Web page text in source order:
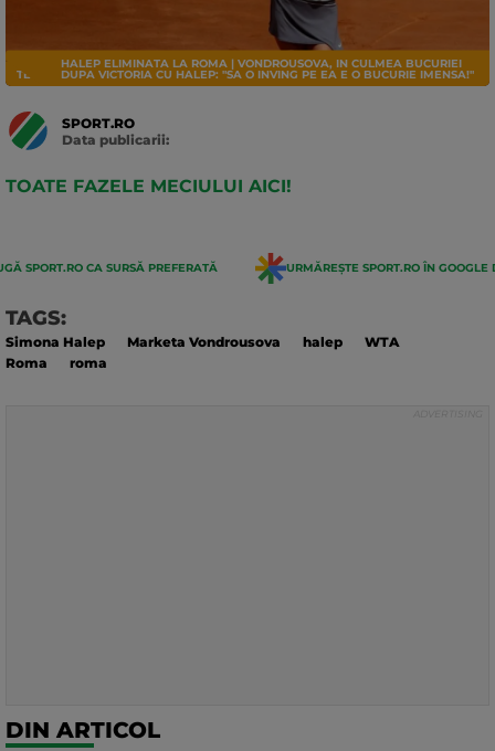
TENIS
HALEP ELIMINATA LA ROMA | VONDROUSOVA, IN CULMEA BUCURIEI
DUPA VICTORIA CU HALEP: "SA O INVING PE EA E O BUCURIE IMENSA!"
SPORT.RO
Data publicarii:
TOATE FAZELE MECIULUI AICI!
SPORT.RO CA SURSĂ PREFERATĂ URMĂREȘTE SPORT.RO ÎN GOOGLE
TAGS:
Simona Halep Marketa Vondrousova halep
WTA
Roma
roma
DIN ARTICOL